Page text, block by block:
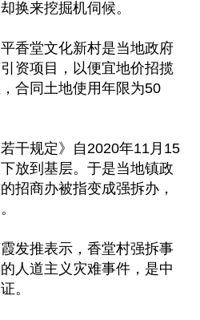
换来挖掘机伺候。
香堂文化新村是当地政府
资项目，以便宜地价招揽
合同土地使用年限为50
干规定》自2020年11月15
放到基层。于是当地镇政
招商办被指变成强拆办，
发推表示，香堂村强拆事
人道主义灾难事件，是中
。